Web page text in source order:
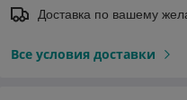
Доставка по вашему
Все условия доставки